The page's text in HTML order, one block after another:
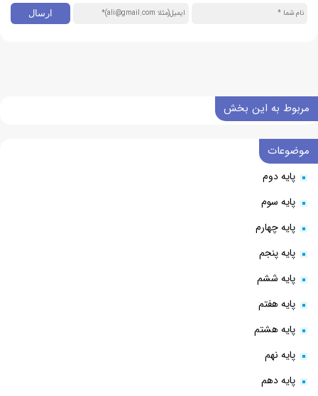
مربوط به این بخش
موضوعات
پایه دوم
پایه سوم
پایه چهارم
پایه پنجم
پایه ششم
پایه هفتم
پایه هشتم
پایه نهم
پایه دهم